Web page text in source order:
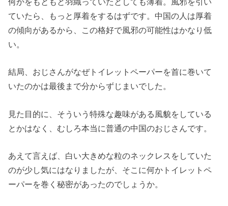
ていたら、もっと厚着をするはずです。中国の人は厚着
の傾向があるから、この格好で風邪の可能性はかなり低
い。
結局、おじさんがなぜトイレットペーパーを首に巻いて
いたのかは最後まで分からずじまいでした。
見た目的に、そういう特殊な趣味がある風貌をしている
とかはなく、むしろ本当に普通の中国のおじさんです。
あえて言えば、白い大きめな粒のネックレスをしていた
のが少し気にはなりましたが、そこに何かトイレットペ
ーパーを巻く秘密があったのでしょうか。